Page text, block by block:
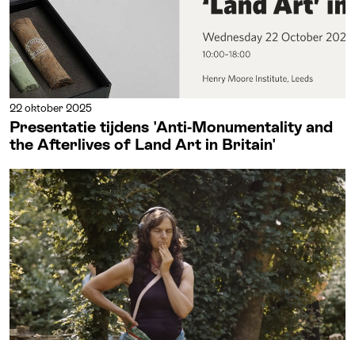
22 oktober 2025
Presentatie tijdens 'Anti-Monumentality and
the Afterlives of Land Art in Britain'